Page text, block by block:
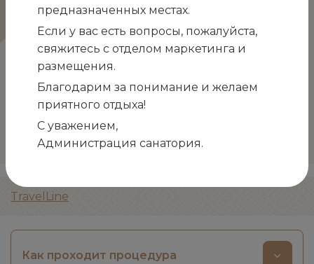
TravelLine
Как проходит процедура
предназначенных местах.
Если у вас есть вопросы, пожалуйста,
свяжитесь с отделом маркетинга и
размещения.
Благодарим за понимание и желаем
приятного отдыха!
С уважением,
Администрация санатория.